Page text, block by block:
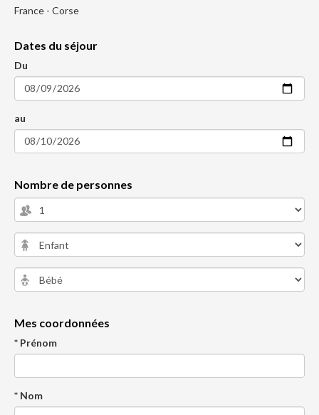
France - Corse
Dates du séjour
Du
au
Nombre de personnes
Mes coordonnées
* Prénom
* Nom